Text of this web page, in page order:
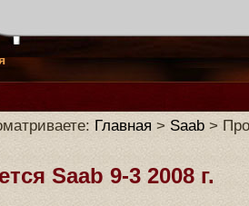
Главная > Saab >
Saab 9-3 2008 г.